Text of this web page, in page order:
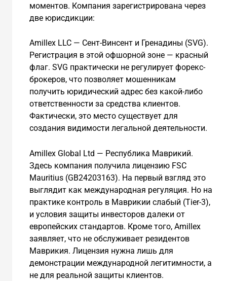
моментов. Компания зарегистрирована через
две юрисдикции:
Amillex LLC — Сент-Винсент и Гренадины (SVG).
Регистрация в этой офшорной зоне — красный
флаг. SVG практически не регулирует форекс-
брокеров, что позволяет мошенникам
получить юридический адрес без какой-либо
ответственности за средства клиентов.
Фактически, это место существует для
создания видимости легальной деятельности.
Amillex Global Ltd — Республика Маврикий.
Здесь компания получила лицензию FSC
Mauritius (GB24203163). На первый взгляд это
выглядит как международная регуляция. Но на
практике контроль в Маврикии слабый (Tier-3),
и условия защиты инвесторов далеки от
европейских стандартов. Кроме того, Amillex
заявляет, что не обслуживает резидентов
Маврикия. Лицензия нужна лишь для
демонстрации международной легитимности, а
не для реальной защиты клиентов.